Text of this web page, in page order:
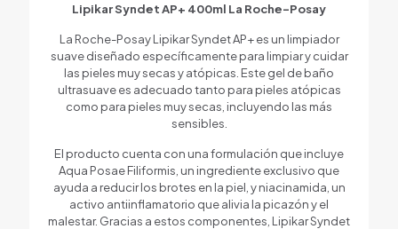
Lipikar Syndet AP+ 400ml La Roche-Posay
La Roche-Posay Lipikar Syndet AP+ es un limpiador
suave diseñado específicamente para limpiar y cuidar
las pieles muy secas y atópicas. Este gel de baño
ultrasuave es adecuado tanto para pieles atópicas
como para pieles muy secas, incluyendo las más
sensibles.
El producto cuenta con una formulación que incluye
Aqua Posae Filiformis, un ingrediente exclusivo que
ayuda a reducir los brotes en la piel, y niacinamida, un
activo antiinflamatorio que alivia la picazón y el
malestar. Gracias a estos componentes, Lipikar Syndet